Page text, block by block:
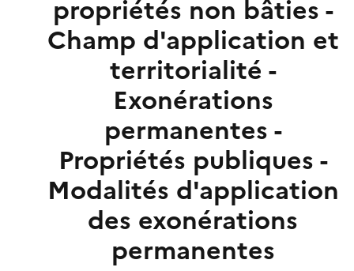
propriétés non bâties -
Champ d'application et
territorialité -
Exonérations
permanentes -
Propriétés publiques -
Modalités d'application
des exonérations
permanentes